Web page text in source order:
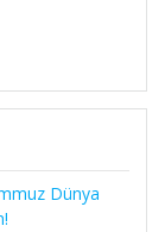
Dünya